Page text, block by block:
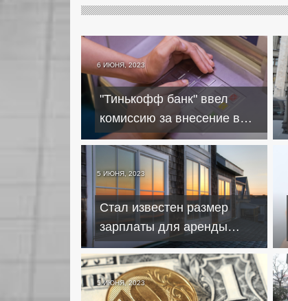
6 ИЮНЯ, 2023
"Тинькофф банк" ввел
комиссию за внесение в
банкоматах долларов и
5 ИЮНЯ, 2023
Стал известен размер
зарплаты для аренды
квартиры в Стамбуле
5 ИЮНЯ, 2023